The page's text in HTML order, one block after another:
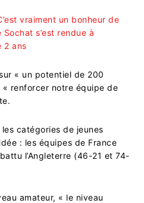
vraiment un bonheur de
s’est rendue à
2 ans
« un potentiel de 200
« renforcer notre équipe de
catégories de jeunes
: les équipes de France
l’Angleterre (46-21 et 74-
amateur, « le niveau